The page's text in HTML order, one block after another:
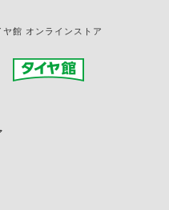
ヤ館 オンラインストア